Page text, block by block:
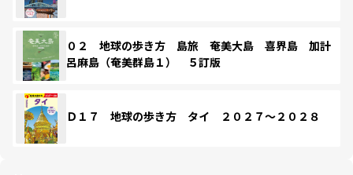
０２ 地球の歩き方 島旅 奄美大島 喜界島 加計
呂麻島（奄美群島１） ５訂版
Ｄ１７ 地球の歩き方 タイ ２０２７～２０２８